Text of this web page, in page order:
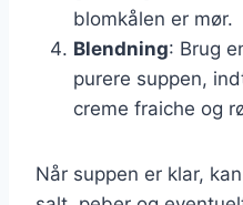
blomkålen er mør.
Blendning: Brug
purere suppen,
creme fraiche og
Når suppen er klar,